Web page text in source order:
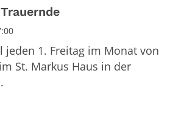
jeden 1. Freitag im Monat von
St. Markus Haus in der